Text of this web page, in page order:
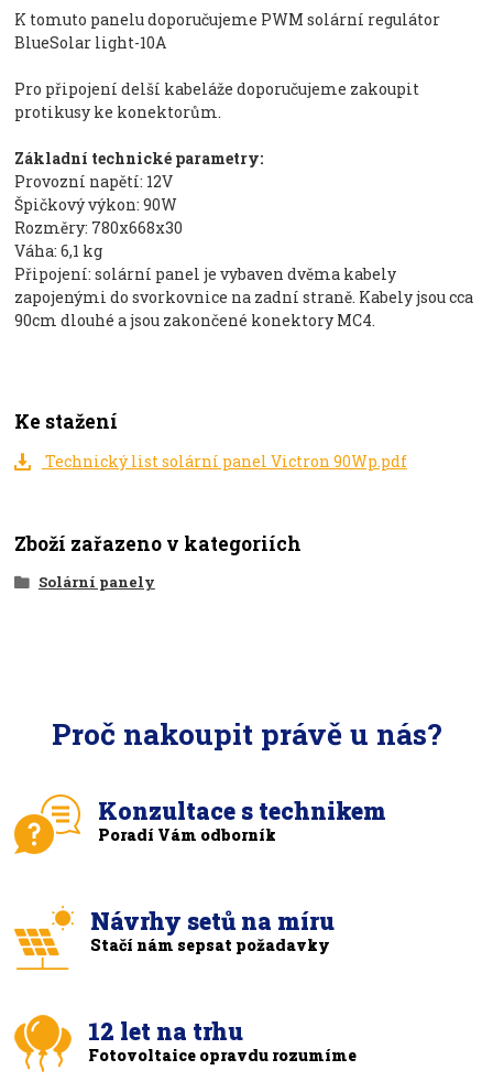
K tomuto panelu doporučujeme PWM solární regulátor
BlueSolar light-10A
Pro připojení delší kabeláže doporučujeme zakoupit
protikusy ke konektorům.
Základní technické parametry:
Provozní napětí: 12V
Špičkový výkon: 90W
Rozměry: 780x668x30
Váha: 6,1 kg
Připojení: solární panel je vybaven dvěma kabely
zapojenými do svorkovnice na zadní straně. Kabely jsou cca
90cm dlouhé a jsou zakončené konektory MC4.
Ke stažení
Technický list solární panel Victron 90Wp.pdf
Zboží zařazeno v kategoriích
Solární panely
Proč nakoupit právě u nás?
Konzultace s technikem
Poradí Vám odborník
Návrhy setů na míru
Stačí nám sepsat požadavky
12 let na trhu
Fotovoltaice opravdu rozumíme